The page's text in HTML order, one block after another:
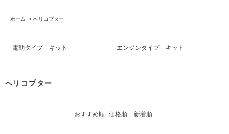
ホーム > ヘリコプター
電動タイプ キット エンジンタイプ キット
ヘリコプター
おすすめ順 価格順 新着順